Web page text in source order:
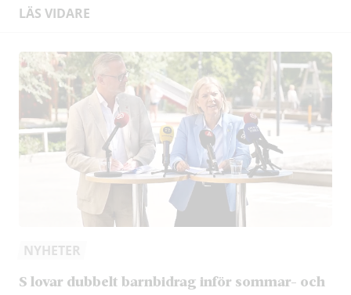
LÄS VIDARE
NYHETER
S lovar dubbelt barnbidrag inför sommar- och